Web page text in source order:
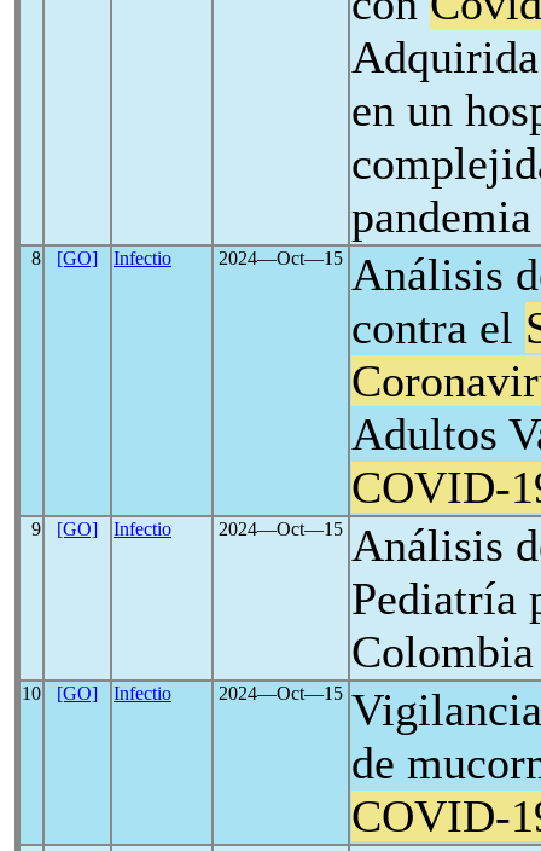
en un
8 [GO] Infectio 2024―Oct―15 Análisis
contra el
Adultos
COVID-
9 [GO] Infectio 2024―Oct―15 Análisis
Pediatría
Colombia
10 [GO] Infectio 2024―Oct―15
de
COVID-